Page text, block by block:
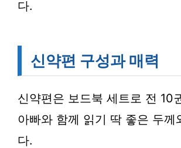
다.
신약편 구성과 매력
신약편은 보드북 세트로 전 10
아빠와 함께 읽기 딱 좋은 두께
다.